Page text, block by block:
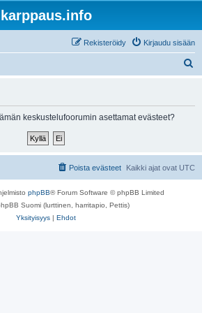
karppaus.info
Kirjaudu sisään
Rekisteröidy
keskustelufoorumin asettamat evästeet?
Kaikki ajat ovat UTC
Poista evästeet
phpBB® Forum Software © phpBB Limited
Suomi (lurttinen, harritapio, Pettis)
Yksityisyys | Ehdot